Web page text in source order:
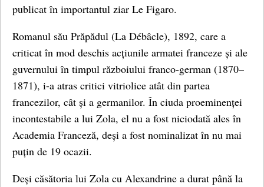
publicat în importantul ziar Le Figaro.
Romanul său Prăpădul (La Débâcle), 1892, care a
criticat în mod deschis acțiunile armatei franceze și ale
guvernului în timpul războiului franco-german (1870–
1871), i-a atras critici vitriolice atât din partea
francezilor, cât și a germanilor. În ciuda proeminenței
incontestabile a lui Zola, el nu a fost niciodată ales în
Academia Franceză, deși a fost nominalizat în nu mai
puțin de 19 ocazii.
Deși căsătoria lui Zola cu Alexandrine a durat până la